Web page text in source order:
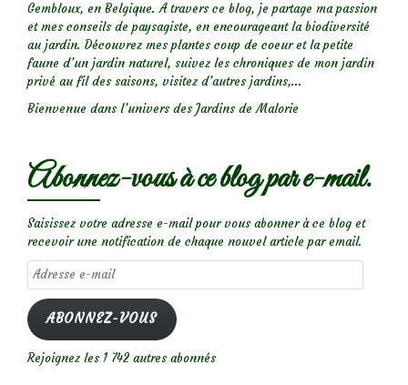
Gembloux, en Belgique. A travers ce blog, je partage ma passion
et mes conseils de paysagiste, en encourageant la biodiversité
au jardin. Découvrez mes plantes coup de coeur et la petite
faune d’un jardin naturel, suivez les chroniques de mon jardin
privé au fil des saisons, visitez d’autres jardins,...
Bienvenue dans l’univers des Jardins de Malorie
Abonnez-vous à ce blog par e-mail.
Saisissez votre adresse e-mail pour vous abonner à ce blog et
recevoir une notification de chaque nouvel article par email.
Adresse
e-
mail
ABONNEZ-VOUS
Rejoignez les 1 742 autres abonnés